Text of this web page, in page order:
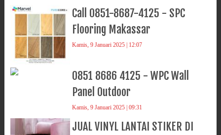
Call 0851-8687-4125 - SPC
Flooring Makassar
Kamis, 9 Januari 2025 | 12:07
0851 8686 4125 - WPC Wall
Panel Outdoor
Kamis, 9 Januari 2025 | 09:31
JUAL VINYL LANTAI STIKER DI